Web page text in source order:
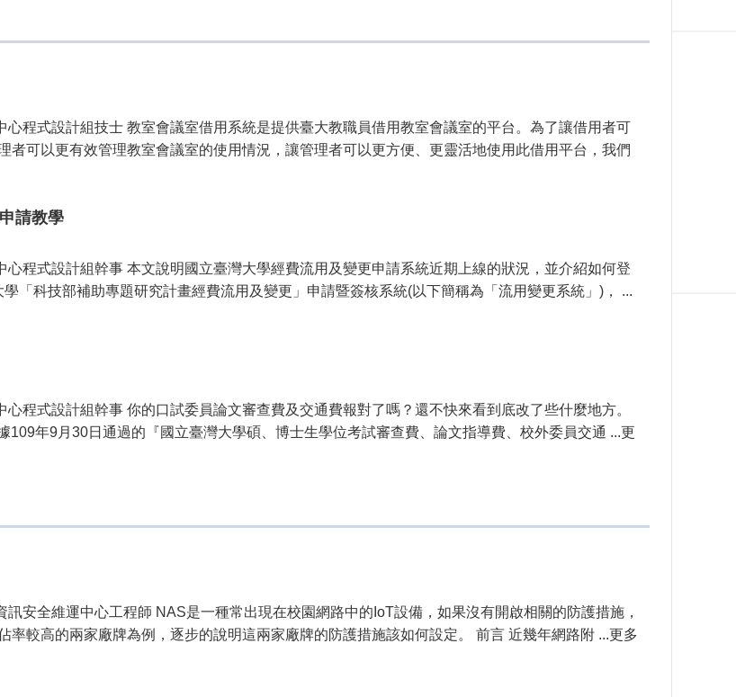
程式設計組技士 教室會議室借用系統是提供臺大教職員借用教室會議室的平台。為了讓借用者可
者可以更有效管理教室會議室的使用情況，讓管理者可以更方便、更靈活地使用此借用平台，我們
請教學
程式設計組幹事 本文說明國立臺灣大學經費流用及變更申請系統近期上線的狀況，並介紹如何登
「科技部補助專題研究計畫經費流用及變更」申請暨簽核系統(以下簡稱為「流用變更系統」)， ...
程式設計組幹事 你的口試委員論文審查費及交通費報對了嗎？還不快來看到底改了些什麼地方。
109年9月30日通過的『國立臺灣大學碩、博士生學位考試審查費、論文指導費、校外委員交通 ...更
安全維運中心工程師 NAS是一種常出現在校園網路中的IoT設備，如果沒有開啟相關的防護措施，
率較高的兩家廠牌為例，逐步的說明這兩家廠牌的防護措施該如何設定。 前言 近幾年網路附 ...更多